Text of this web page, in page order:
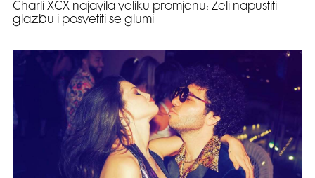
Charli XCX najavila veliku promjenu: Želi napustiti
glazbu i posvetiti se glumi